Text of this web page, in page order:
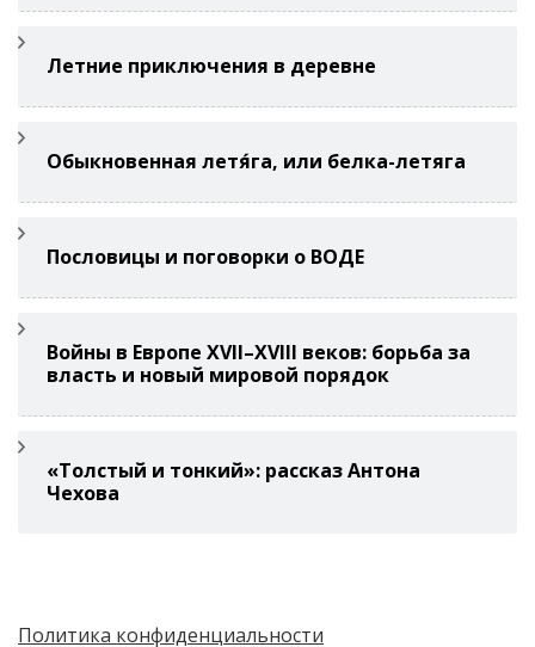
Летние приключения в деревне
Обыкновенная летя́га, или белка-летяга
Пословицы и поговорки о ВОДЕ
Войны в Европе XVII–XVIII веков: борьба за
власть и новый мировой порядок
«Толстый и тонкий»: рассказ Антона
Чехова
Политика конфиденциальности